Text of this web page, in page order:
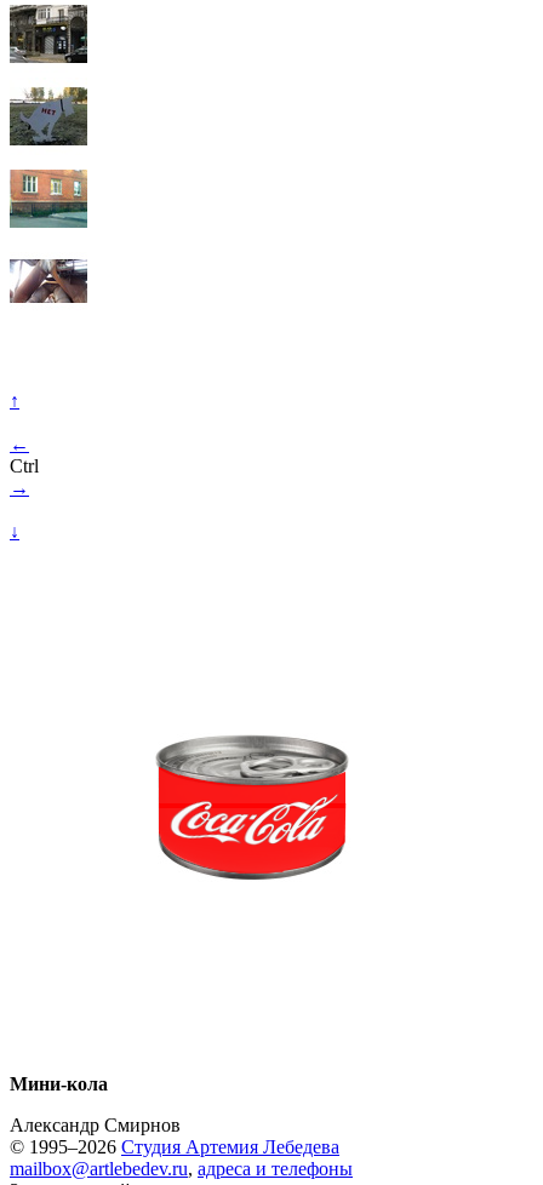
↑
←
Ctrl
→
↓
Мини-кола
Александр Смирнов
© 1995–2026 Студия Артемия Лебедева
mailbox@artlebedev.ru, адреса и телефоны